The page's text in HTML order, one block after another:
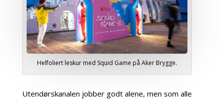
Helfoliert leskur med Squid Game på Aker Brygge.
Utendørskanalen jobber godt alene, men som alle